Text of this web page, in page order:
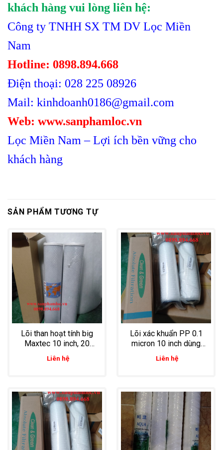
khách hàng vui lòng liên hệ:
Công ty TNHH SX TM DV Lọc Miền
Nam
Hotline: 0898.894.668
Điện thoại: 028 225 08926
Mail: kinhdoanh0186@gmail.com
Web: www.sanphamloc.vn
Lọc Miền Nam – Lợi ích bền vững cho
khách hàng
SẢN PHẨM TƯƠNG TỰ
Lõi than hoạt tính big
Maxtec 10 inch, 20
inch lọc chất lỏng lưu
lượng lớn
Liên hệ
Lõi xác khuẩn PP 0.1
micron 10 inch dùng
trong lọc nước sạch
cho các bệnh viện
Liên hệ